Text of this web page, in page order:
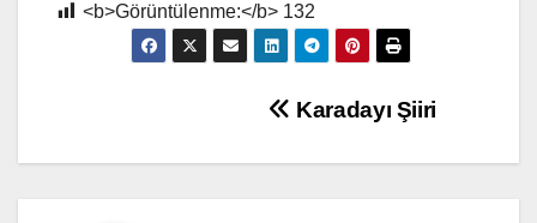
<b>Görüntülenme:</b> 132
gezinmesi
Karadayı Şiiri